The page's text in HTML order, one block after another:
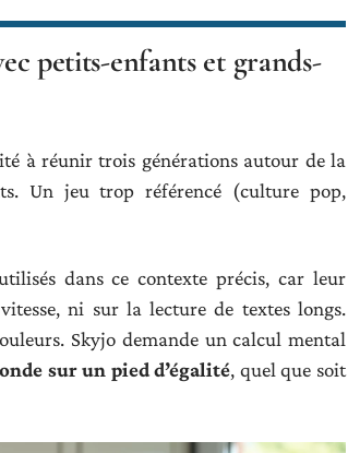
petits-enfants et grands-
à réunir trois générations autour de la
Un jeu trop référencé (culture pop,
dans ce contexte précis, car leur
ni sur la lecture de textes longs.
Skyjo demande un calcul mental
sur un pied d’égalité, quel que soit